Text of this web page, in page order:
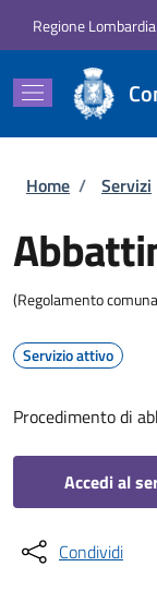
Regione Lombardia
Briciole
Home / Servizi
(Regolamento
Servizio attivo
Procedimento di
Accedi al
Condividi